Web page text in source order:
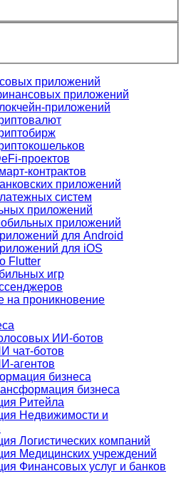
приложений
приложений
приложений
проектов
контрактов
приложений
систем
приложений
приложений
для Android
для iOS
Flutter
игр
на проникновение
ИИ-ботов
чат-ботов
агентов
бизнеса
бизнеса
Ритейла
Недвижимости и
Логистических компаний
Медицинских учреждений
Финансовых услуг и банков